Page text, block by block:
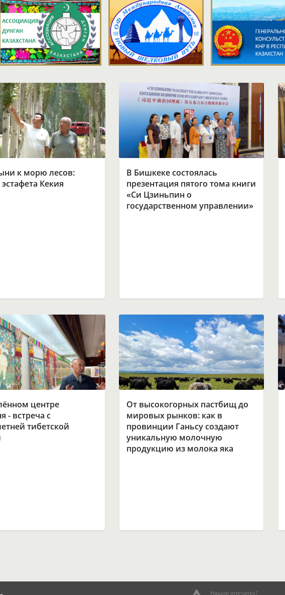
к морю лесов:
Кекия
В Бишкеке состоялась
презентация пятого тома книги
«Си Цзиньпин о
государственном управлении»
центре
- встреча с
тибетской
От высокогорных пастбищ до
мировых рынков: как в
провинции Ганьсу создают
уникальную молочную
продукцию из молока яка
Нашли опечатку?